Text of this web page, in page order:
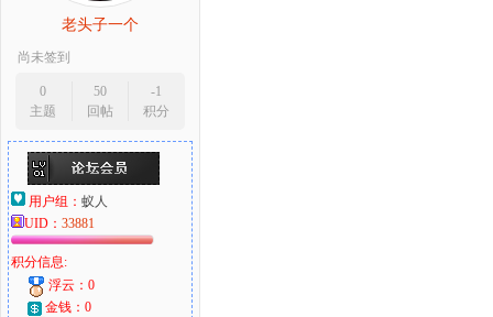
老头子一个
尚未签到
0
主题
50
回帖
-1
积分
用户组： 蚁人
UID： 33881
积分信息:
浮云：0
金钱：0